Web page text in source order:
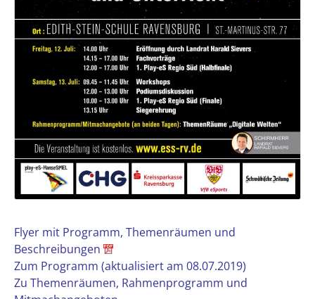
Flyer mit Programm, Themenräumen und
Beschreibungen
Zum Programm (aktualisiert am 08.07.2019)
Zu Themenräumen, Rahmenprogramm und